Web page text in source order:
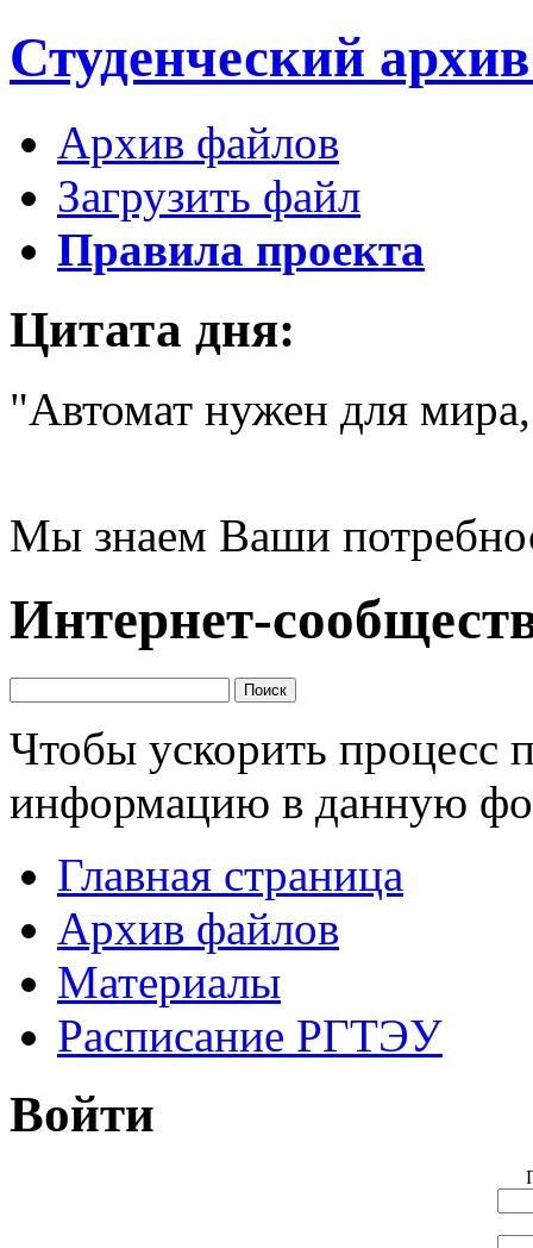
Студенческий
Архив файлов
Загрузить файл
Правила проекта
Цитата дня:
"Автомат нужен для
Мы знаем Ваши
Интернет-
Чтобы ускорить процесс
информацию в данную
Главная страница
Архив файлов
Материалы
Расписание РГТЭУ
Войти